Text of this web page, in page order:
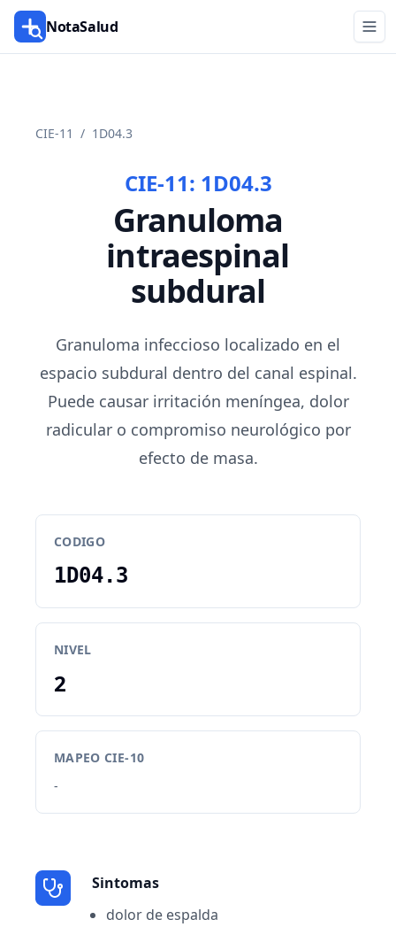
NotaSalud
CIE-11 / 1D04.3
CIE-11: 1D04.3
Granuloma
intraespinal
subdural
Granuloma infeccioso localizado en el
espacio subdural dentro del canal espinal.
Puede causar irritación meníngea, dolor
radicular o compromiso neurológico por
efecto de masa.
CODIGO
1D04.3
NIVEL
2
MAPEO CIE-10
-
Sintomas
dolor de espalda